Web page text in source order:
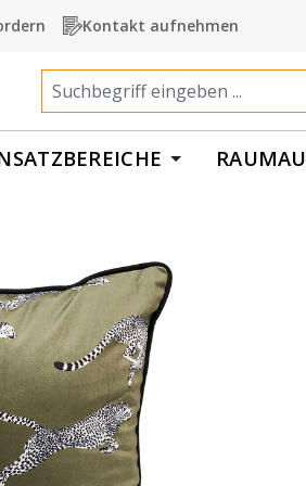
Kontakt aufnehmen